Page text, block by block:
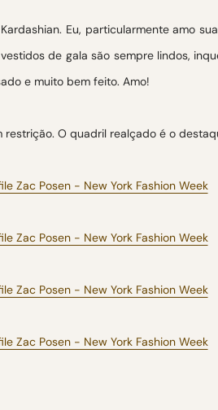
Eu, particularmente amo
de gala são sempre lindos,
e muito bem feito. Amo!
O quadril realçado é o